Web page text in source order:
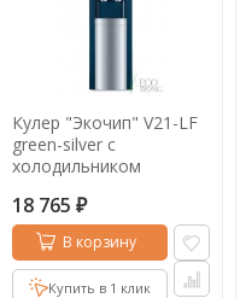
Кулер "Экочип" V21-LF
green-silver c
холодильником
18 765 ₽
В корзину
Купить в 1 клик